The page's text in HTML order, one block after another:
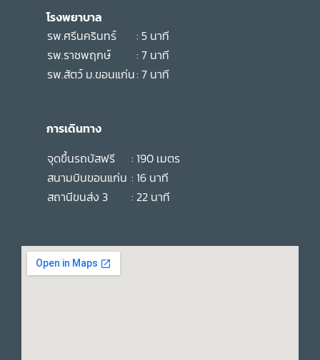
โรงพยาบาล
รพ.ศรีนครินทร์
: 5 นาที
รพ.ราชพฤกษ์
: 7 นาที
รพ.สัตว์ ม.ขอนแก่น: 7 นาที
การเดินทาง
จุดขึ้นรถบัสฟรี
: 190 เมตร
สนามบินขอนแก่น : 16 นาที
สถานีขนส่ง 3
: 22 นาที